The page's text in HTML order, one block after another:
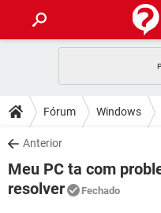
CELULAR
OUTLOOK
INSTAGRAM
GUIA DE COMPRAS
DICAS
JOGOS
OUTLOOK
DOWNLOADS
JOGOS
CELULAR
FÓRUM
Fórum Windows
Anterior
Meu PC ta com
resolver
Fechado